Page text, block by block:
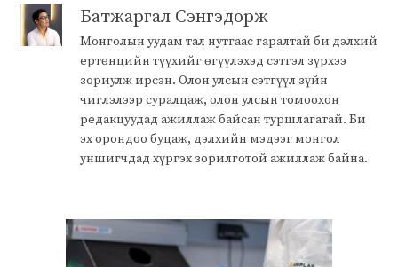
Батжаргал Сэнгэдорж
Монголын уудам тал нутгаас гаралтай би дэлхий
ертөнцийн түүхийг өгүүлэхэд сэтгэл зүрхээ
зориулж ирсэн. Олон улсын сэтгүүл зүйн
чиглэлээр суралцаж, олон улсын томоохон
редакцуудад ажиллаж байсан туршлагатай. Би
эх орондоо буцаж, дэлхийн мэдээг монгол
уншигчдад хүргэх зорилготой ажиллаж байна.